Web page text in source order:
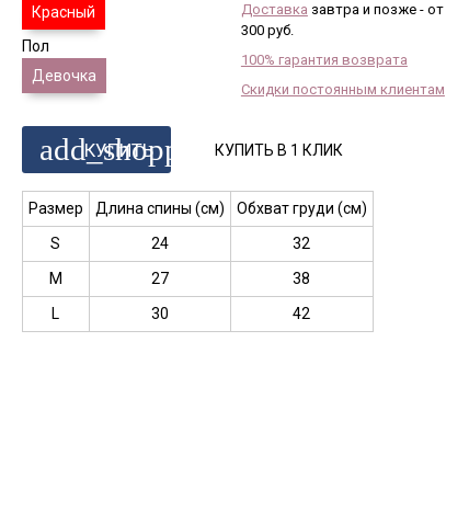
Красный
Пол
Девочка
Доставка завтра и позже - от
300 руб.
100% гарантия возврата
Скидки постоянным клиентам
add_shopping_cart
КУПИТЬ КУПИТЬ В 1 КЛИК
Размер Длина спины (см)
Обхват груди (см)
S
24
32
M
27
38
L
30 42